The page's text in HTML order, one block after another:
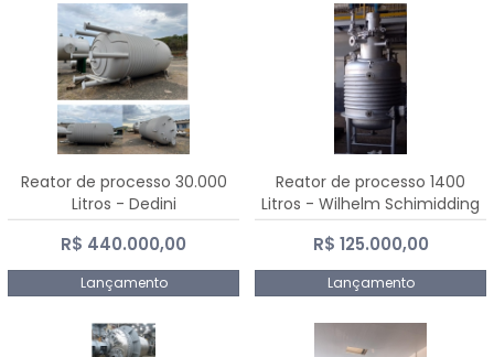
Reator de processo 30.000
Litros - Dedini
R$ 440.000,00
Lançamento
Reator de processo 1400
Litros - Wilhelm Schimidding
R$ 125.000,00
Lançamento